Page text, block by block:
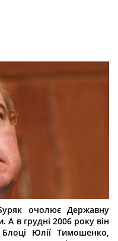
очолює Державну
А в грудні 2006 року він
Юлії Тимошенко,